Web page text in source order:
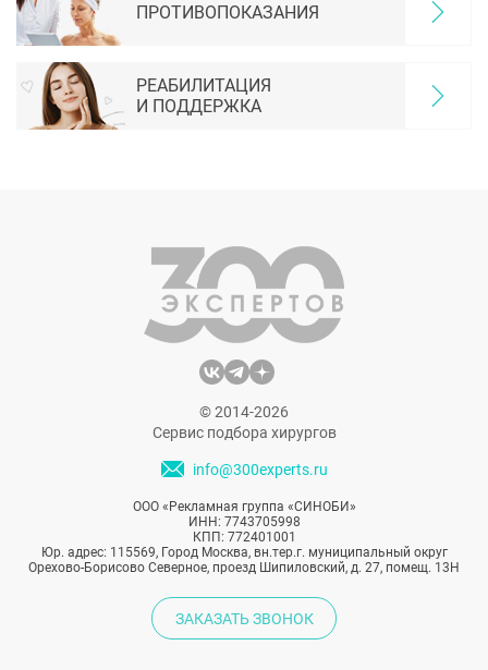
ПРОТИВОПОКАЗАНИЯ
РЕАБИЛИТАЦИЯ
И ПОДДЕРЖКА
© 2014-2026
Сервис подбора хирургов
info@300experts.ru
ООО «Рекламная группа «СИНОБИ»
ИНН: 7743705998
КПП: 772401001
Юр. адрес: 115569, Город Москва, вн.тер.г. муниципальный округ
Орехово-Борисово Северное, проезд Шипиловский, д. 27, помещ. 13Н
ЗАКАЗАТЬ ЗВОНОК